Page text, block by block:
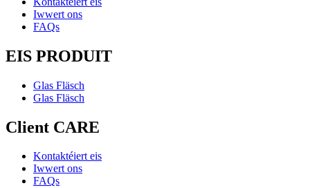
Iwwert ons
FAQs
EIS PRODUIT
Glas Fläsch
Glas Fläsch
Client CARE
Kontaktéiert eis
Iwwert ons
FAQs